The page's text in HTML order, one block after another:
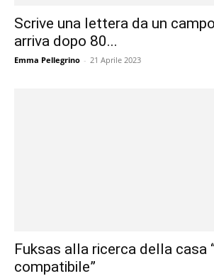
Scrive una lettera da un
arriva dopo 80...
Emma Pellegrino - 21 Aprile 2023
Fuksas alla ricerca della casa
compatibile”